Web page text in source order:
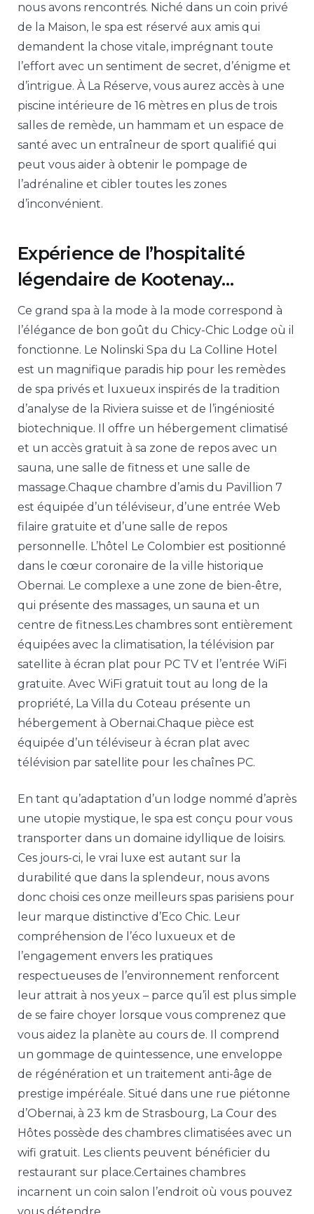
nous avons rencontrés. Niché dans un coin privé
de la Maison, le spa est réservé aux amis qui
demandent la chose vitale, imprégnant toute
l’effort avec un sentiment de secret, d’énigme et
d’intrigue. À La Réserve, vous aurez accès à une
piscine intérieure de 16 mètres en plus de trois
salles de remède, un hammam et un espace de
santé avec un entraîneur de sport qualifié qui
peut vous aider à obtenir le pompage de
l’adrénaline et cibler toutes les zones
d’inconvénient.
Expérience de l’hospitalité
légendaire de Kootenay…
Ce grand spa à la mode à la mode correspond à
l’élégance de bon goût du Chicy-Chic Lodge où il
fonctionne. Le Nolinski Spa du La Colline Hotel
est un magnifique paradis hip pour les remèdes
de spa privés et luxueux inspirés de la tradition
d’analyse de la Riviera suisse et de l’ingéniosité
biotechnique. Il offre un hébergement climatisé
et un accès gratuit à sa zone de repos avec un
sauna, une salle de fitness et une salle de
massage.Chaque chambre d’amis du Pavillion 7
est équipée d’un téléviseur, d’une entrée Web
filaire gratuite et d’une salle de repos
personnelle. L’hôtel Le Colombier est positionné
dans le cœur coronaire de la ville historique
Obernai. Le complexe a une zone de bien-être,
qui présente des massages, un sauna et un
centre de fitness.Les chambres sont entièrement
équipées avec la climatisation, la télévision par
satellite à écran plat pour PC TV et l’entrée WiFi
gratuite. Avec WiFi gratuit tout au long de la
propriété, La Villa du Coteau présente un
hébergement à Obernai.Chaque pièce est
équipée d’un téléviseur à écran plat avec
télévision par satellite pour les chaînes PC.
En tant qu’adaptation d’un lodge nommé d’après
une utopie mystique, le spa est conçu pour vous
transporter dans un domaine idyllique de loisirs.
Ces jours-ci, le vrai luxe est autant sur la
durabilité que dans la splendeur, nous avons
donc choisi ces onze meilleurs spas parisiens pour
leur marque distinctive d’Eco Chic. Leur
compréhension de l’éco luxueux et de
l’engagement envers les pratiques
respectueuses de l’environnement renforcent
leur attrait à nos yeux – parce qu’il est plus simple
de se faire choyer lorsque vous comprenez que
vous aidez la planète au cours de. Il comprend
un gommage de quintessence, une enveloppe
de régénération et un traitement anti-âge de
prestige impéréale. Situé dans une rue piétonne
d’Obernai, à 23 km de Strasbourg, La Cour des
Hôtes possède des chambres climatisées avec un
wifi gratuit. Les clients peuvent bénéficier du
restaurant sur place.Certaines chambres
incarnent un coin salon l’endroit où vous pouvez